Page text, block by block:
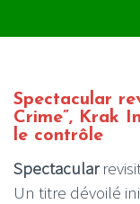
Spectacular
Crime”, Krak
le contrôle
Spectacular
Un titre dévoilé